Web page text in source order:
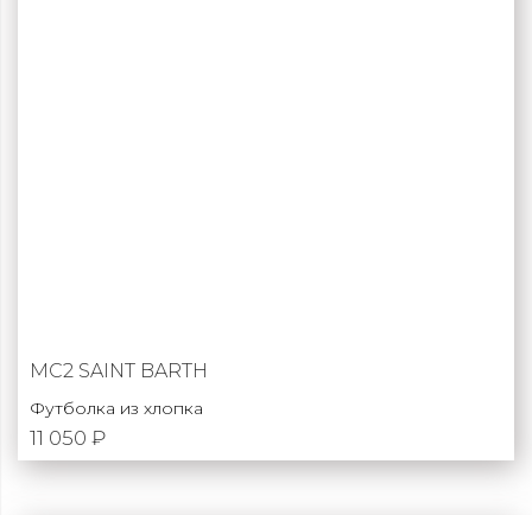
MC2 SAINT BARTH
Футболка из хлопка
11 050 ₽